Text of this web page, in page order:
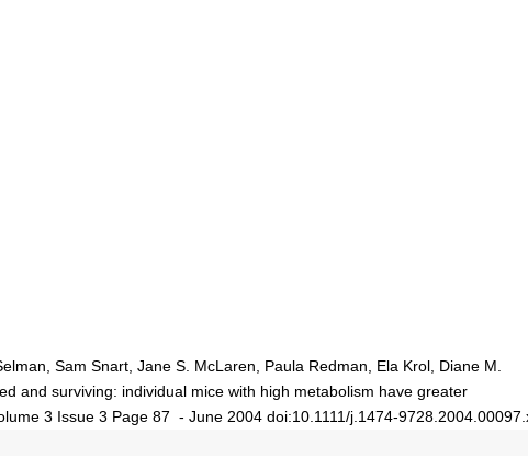
Sam Snart, Jane S. McLaren, Paula Redman, Ela Krol, Diane M.
and surviving: individual mice with high metabolism have greater
3 Issue 3 Page 87 - June 2004 doi:10.1111/j.1474-